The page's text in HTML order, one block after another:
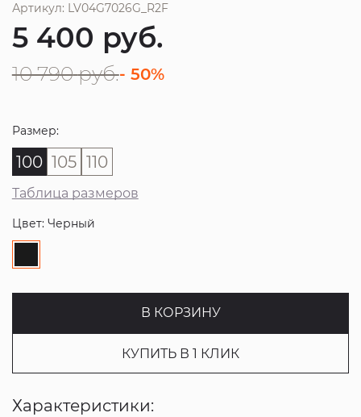
Артикул: LV04G7026G_R2F
5 400 руб.
10 790 руб.- 50%
Размер:
100 105 110
Таблица размеров
Цвет: Черный
В КОРЗИНУ
КУПИТЬ В 1 КЛИК
Характеристики: